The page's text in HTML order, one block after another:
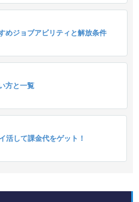
めジョブアビリティと解放条件
方と一覧
活して課金代をゲット！